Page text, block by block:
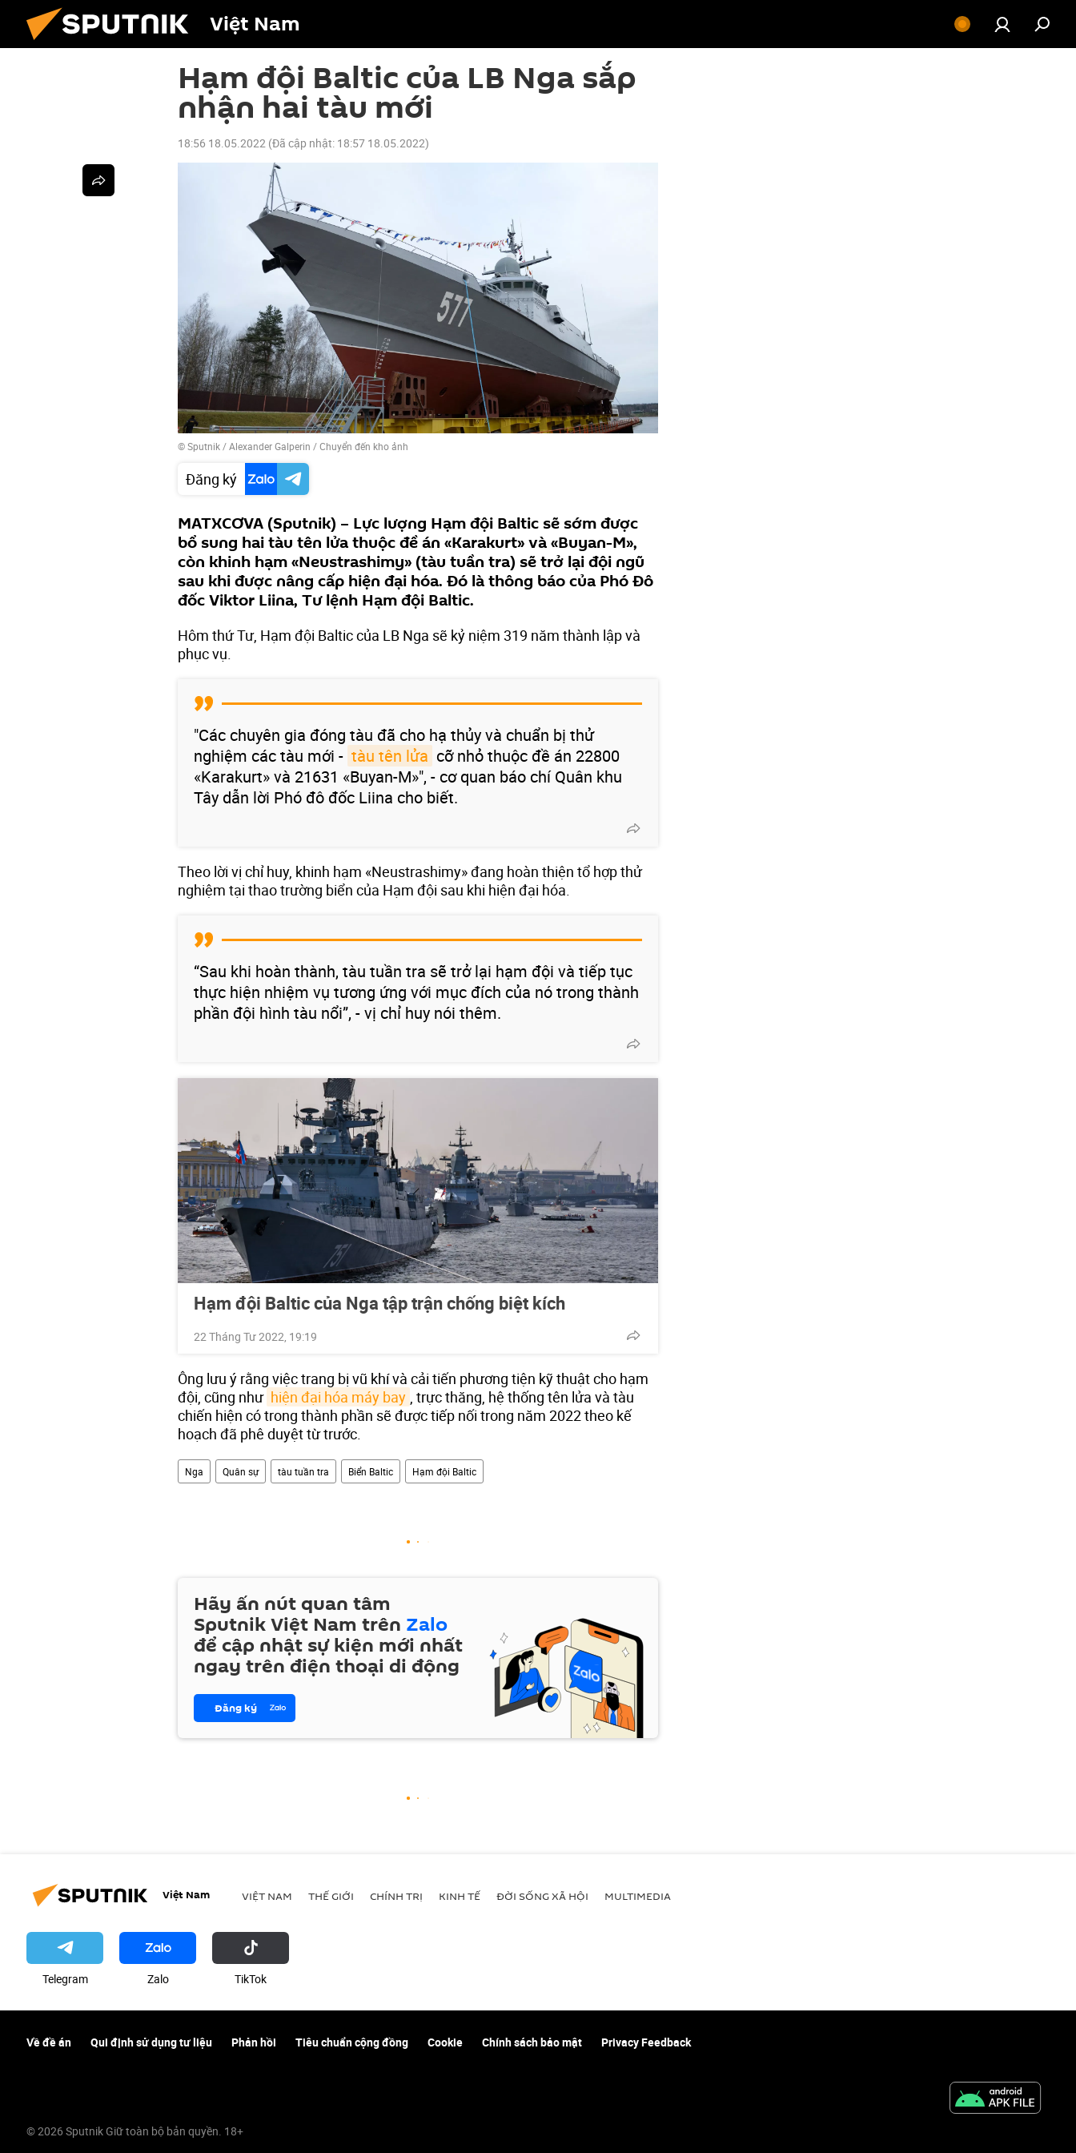
Việt Nam
Hạm đội Baltic của LB Nga sắp
nhận hai tàu mới
18:56 18.05.2022 (Đã cập nhật: 18:57 18.05.2022)
© Sputnik / Alexander Galperin /Chuyển đến kho ảnh
Đăng ký
MATXCƠVA (Sputnik) – Lực lượng Hạm đội Baltic sẽ sớm được
bổ sung hai tàu tên lửa thuộc đề án «Karakurt» và «Buyan-M»,
còn khinh hạm «Neustrashimy» (tàu tuần tra) sẽ trở lại đội ngũ
sau khi được nâng cấp hiện đại hóa. Đó là thông báo của Phó Đô
đốc Viktor Liina, Tư lệnh Hạm đội Baltic.
Hôm thứ Tư, Hạm đội Baltic của LB Nga sẽ kỷ niệm 319 năm thành lập và
phục vụ.
"Các chuyên gia đóng tàu đã cho hạ thủy và chuẩn bị thử
nghiệm các tàu mới - tàu tên lửa cỡ nhỏ thuộc đề án 22800
«Karakurt» và 21631 «Buyan-M»", - cơ quan báo chí Quân khu
Tây dẫn lời Phó đô đốc Liina cho biết.
Theo lời vị chỉ huy, khinh hạm «Neustrashimy» đang hoàn thiện tổ hợp thử
nghiệm tại thao trường biển của Hạm đội sau khi hiện đại hóa.
“Sau khi hoàn thành, tàu tuần tra sẽ trở lại hạm đội và tiếp tục
thực hiện nhiệm vụ tương ứng với mục đích của nó trong thành
phần đội hình tàu nổi”, - vị chỉ huy nói thêm.
Hạm đội Baltic của Nga tập trận chống biệt kích
22 Tháng Tư 2022, 19:19
Ông lưu ý rằng việc trang bị vũ khí và cải tiến phương tiện kỹ thuật cho hạm
đội, cũng như hiện đại hóa máy bay , trực thăng, hệ thống tên lửa và tàu
chiến hiện có trong thành phần sẽ được tiếp nối trong năm 2022 theo kế
hoạch đã phê duyệt từ trước.
Nga Quân sự tàu tuần tra Biển Baltic Hạm đội Baltic
Hãy ấn nút quan tâm
Sputnik Việt Nam trên Zalo
để cập nhật sự kiện mới nhất
ngay trên điện thoại di động
Đăng ký
Việt Nam VIỆT NAM THẾ GIỚI CHÍNH TRỊ KINH TẾ ĐỜI SỐNG XÃ HỘI MULTIMEDIA
Telegram Zalo ТikТоk
Về đề án Qui định sử dụng tư liệu Phản hồi Tiêu chuẩn cộng đồng Cookie Chính sách bảo mật Privacy Feedback
© 2026 Sputnik Giữ toàn bộ bản quyền. 18+